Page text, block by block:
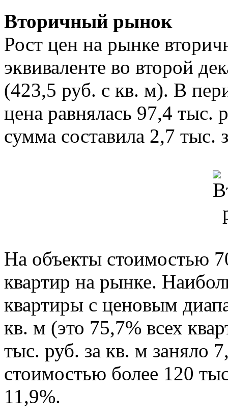
Вторичный рынок
Рост цен на рынке
эквиваленте во второй
(423,5 руб. с кв. м). В
цена равнялась 97,4 тыс.
сумма составила 2,7
На объекты стоимостью
квартир на рынке.
квартиры с ценовым
кв. м (это 75,7% всех
тыс. руб. за кв. м заняло
стоимостью более 120
11,9%.